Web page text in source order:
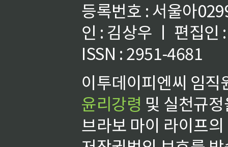
등록번호 : 서울아
인 : 김상우 ㅣ 편집인
ISSN : 2951-4681
이투데이피엔씨 임
윤리강령 및 실천규
브라보 마이 라이프